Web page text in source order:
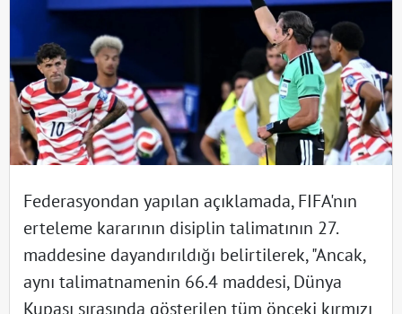
Federasyondan yapılan açıklamada, FIFA'nın
erteleme kararının disiplin talimatının 27.
maddesine dayandırıldığı belirtilerek, "Ancak,
aynı talimatnamenin 66.4 maddesi, Dünya
Kupası sırasında gösterilen tüm önceki kırmızı